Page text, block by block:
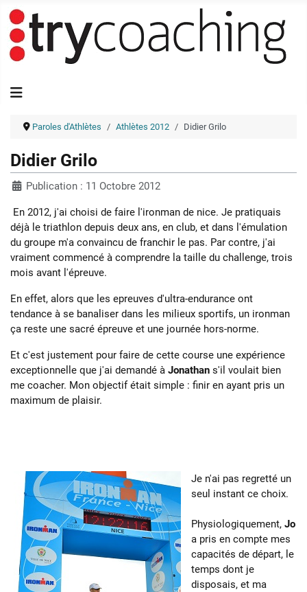
Paroles d'Athlètes Athlètes 2012 Didier Grilo
Didier Grilo
Publication : 11 Octobre 2012
En 2012, j'ai choisi de faire l'ironman de nice. Je pratiquais
déjà le triathlon depuis deux ans, en club, et dans l'émulation
du groupe m'a convaincu de franchir le pas. Par contre, j'ai
vraiment commencé à comprendre la taille du challenge, trois
mois avant l'épreuve.
En effet, alors que les epreuves d'ultra-endurance ont
tendance à se banaliser dans les milieux sportifs, un ironman
ça reste une sacré épreuve et une journée hors-norme.
Et c'est justement pour faire de cette course une expérience
exceptionnelle que j'ai demandé àJonathan s'il voulait bien
me coacher. Mon objectif était simple : finir en ayant pris un
maximum de plaisir.
Je n'ai pas regretté un
seul instant ce choix.
Physiologiquement,Jo
a pris en compte mes
capacités de départ, le
temps dont je
disposais, et ma